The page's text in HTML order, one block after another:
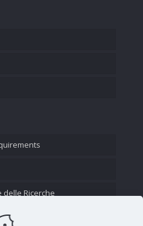
delle Ricerche